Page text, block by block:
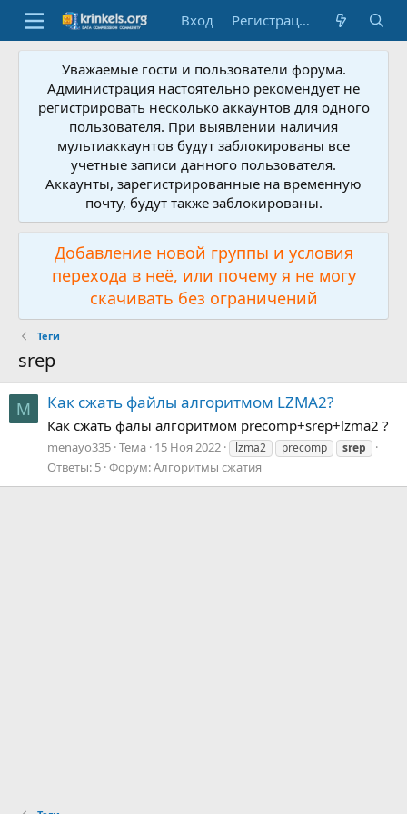
Вход Регистрация
Уважаемые гости и пользователи форума.
Администрация настоятельно рекомендует не
регистрировать несколько аккаунтов для одного
пользователя. При выявлении наличия
мультиаккаунтов будут заблокированы все
учетные записи данного пользователя.
Аккаунты, зарегистрированные на временную
почту, будут также заблокированы.
Добавление новой группы и условия
перехода в неё, или почему я не могу
скачивать без ограничений
Теги
srep
M Как сжать файлы алгоритмом LZMA2?
Как сжать фалы алгоритмом precomp+srep+lzma2 ?
menayo335 Тема 15 Ноя 2022 lzma2 precomp srep
Ответы: 5 Форум:Алгоритмы сжатия